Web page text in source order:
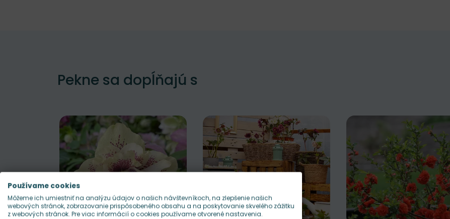
Pekne sa dopĺňajú s
Používame cookies
Môžeme ich umiestniť na analýzu údajov o našich návštevníkoch, na zlepšenie našich
webových stránok, zobrazovanie prispôsobeného obsahu a na poskytovanie skvelého zážitku
z webových stránok. Pre viac informácií o cookies používame otvorené nastavenia.